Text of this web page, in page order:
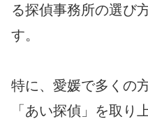
る探偵事務所の選び
す。
特に、愛媛で多くの
「あい探偵」を取り